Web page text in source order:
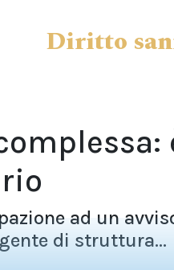
Diritto
ad un
di struttura...